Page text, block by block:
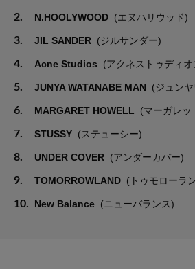
2. N.HOOLYWOOD (エヌハリウッド)
3. JIL SANDER (ジルサンダー)
4. Acne Studios (アクネストゥディオ
5. JUNYA WATANABE MAN (ジュン
6. MARGARET HOWELL (マーガレッ
7. STUSSY (ステューシー)
8. UNDER COVER (アンダーカバー)
9. TOMORROWLAND (トゥモローラ
10. New Balance (ニューバランス)